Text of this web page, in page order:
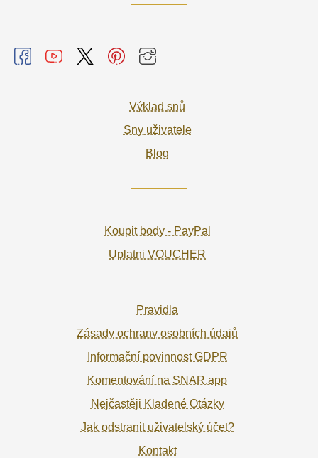
Výklad snů
Sny uživatele
Blog
Koupit body - PayPal
Uplatni VOUCHER
Pravidla
Zásady ochrany osobních údajů
Informační povinnost GDPR
Komentování na SNAR.app
Nejčastěji Kladené Otázky
Jak odstranit uživatelský účet?
Kontakt